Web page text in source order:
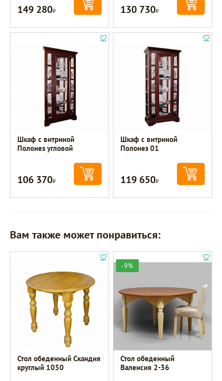
149 280Р 130 730Р
Шкаф с витриной
Полонез угловой
106 370Р
Шкаф с витриной
Полонез 01
119 650Р
Вам также может понравиться:
Стол обеденный Скандия
круглый 1050
-9%
Стол обеденный
Валенсия 2-36